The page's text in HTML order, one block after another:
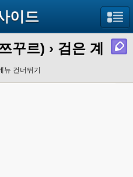
이드
꾸르) › 검은 계
뉴 건너뛰기